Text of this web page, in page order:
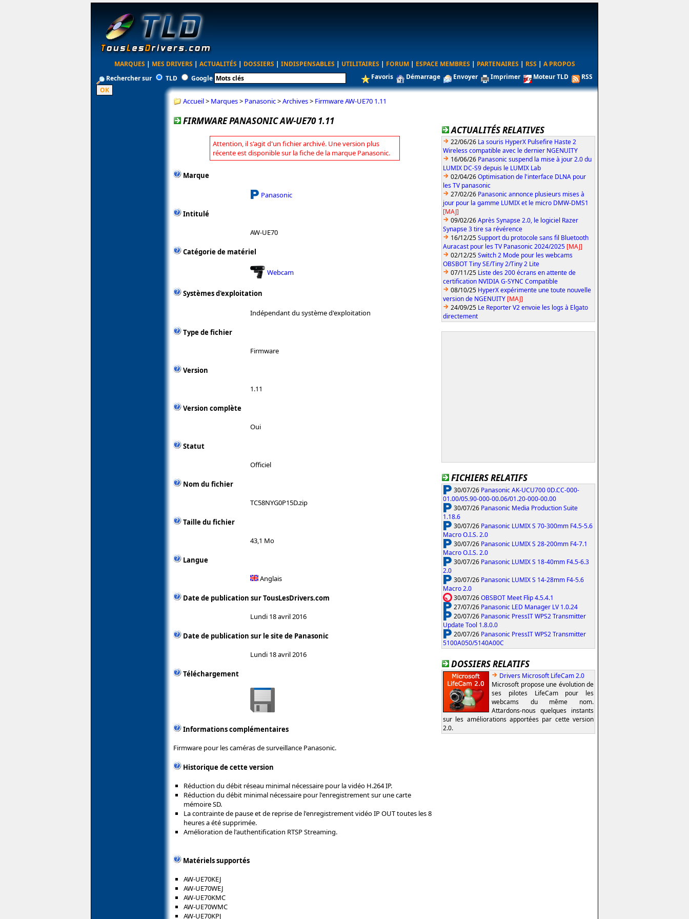
MARQUES | MES DRIVERS | ACTUALITÉS | DOSSIERS | INDISPENSABLES | UTILITAIRES | FORUM | ESPACE MEMBRES | PARTENAIRES | RSS | A PROPOS
Rechercher sur
TLD Google Favoris Démarrage Envoyer Imprimer Moteur TLD RSS
Accueil> Marques> Panasonic>Archives> Firmware AW-UE70 1.11
FIRMWARE PANASONIC AW-UE70 1.11
Attention, il s'agit d'un fichier archivé. Une version plus
récente est disponible sur la fiche de la marque Panasonic.
Marque
Panasonic
Intitulé
AW-UE70
Catégorie de matériel
Webcam
Systèmes d'exploitation
Indépendant du système d'exploitation
Type de fichier
Firmware
Version
1.11
Version complète
Oui
Statut
Officiel
Nom du fichier
TC58NYG0P15D.zip
Taille du fichier
43,1 Mo
Langue
Anglais
Date de publication sur TousLesDrivers.com
Lundi 18 avril 2016
Date de publication sur le site de Panasonic
Lundi 18 avril 2016
Téléchargement
Informations complémentaires
Firmware pour les caméras de surveillance Panasonic.
Historique de cette version
Réduction du débit réseau minimal nécessaire pour la vidéo H.264 IP.
Réduction du débit minimal nécessaire pour l'enregistrement sur une carte
mémoire SD.
La contrainte de pause et de reprise de l'enregistrement vidéo IP OUT toutes les 8
heures a été supprimée.
Amélioration de l'authentification RTSP Streaming.
Matériels supportés
AW-UE70KEJ
AW-UE70WEJ
AW-UE70KMC
AW-UE70WMC
AW-UE70KPJ
ACTUALITÉS RELATIVES
22/06/26 La souris HyperX Pulsefire Haste 2
Wireless compatible avec le dernier NGENUITY
16/06/26 Panasonic suspend la mise à jour 2.0 du
LUMIX DC-S9 depuis le LUMIX Lab
02/04/26Optimisation de l'interface DLNA pour
les TV panasonic
27/02/26 Panasonic annonce plusieurs mises à
jour pour la gamme LUMIX et le micro DMW-DMS1
[MAJ]
09/02/26Après Synapse 2.0, le logiciel Razer
Synapse 3 tire sa révérence
16/12/25Support du protocole sans fil Bluetooth
Auracast pour les TV Panasonic 2024/2025 [MAJ]
02/12/25Switch 2 Mode pour les webcams
OBSBOT Tiny SE/Tiny 2/Tiny 2 Lite
07/11/25 Liste des 200 écrans en attente de
certification NVIDIA G-SYNC Compatible
08/10/25 HyperX expérimente une toute nouvelle
version de NGENUITY [MAJ]
24/09/25 Le Reporter V2 envoie les logs à Elgato
directement
FICHIERS RELATIFS
30/07/26 Panasonic AK-UCU700 0D.CC-000-
01.00/05.90-000-00.06/01.20-000-00.00
30/07/26 Panasonic Media Production Suite
1.18.6
30/07/26 Panasonic LUMIX S 70-300mm F4.5-5.6
Macro O.I.S. 2.0
30/07/26 Panasonic LUMIX S 28-200mm F4-7.1
Macro O.I.S. 2.0
30/07/26 Panasonic LUMIX S 18-40mm F4.5-6.3
2.0
30/07/26 Panasonic LUMIX S 14-28mm F4-5.6
Macro 2.0
30/07/26OBSBOT Meet Flip 4.5.4.1
27/07/26 Panasonic LED Manager LV 1.0.24
20/07/26 Panasonic PressIT WPS2 Transmitter
Update Tool 1.8.0.0
20/07/26 Panasonic PressIT WPS2 Transmitter
5100A050/5140A00C
DOSSIERS RELATIFS
Drivers Microsoft LifeCam 2.0
Microsoft propose une évolution de
ses pilotes LifeCam pour les
webcams du même nom.
Attardons-nous quelques instants
sur les améliorations apportées par cette version
2.0.